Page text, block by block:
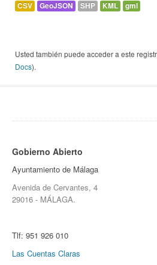
CSV GeoJSON SHP KML gml
Usted también puede acceder a este
Docs).
Gobierno Abierto
Ayuntamiento de Málaga
Avenida de Cervantes, 4
29016 - MÁLAGA.
Tlf: 951 926 010
Las Cuentas Claras